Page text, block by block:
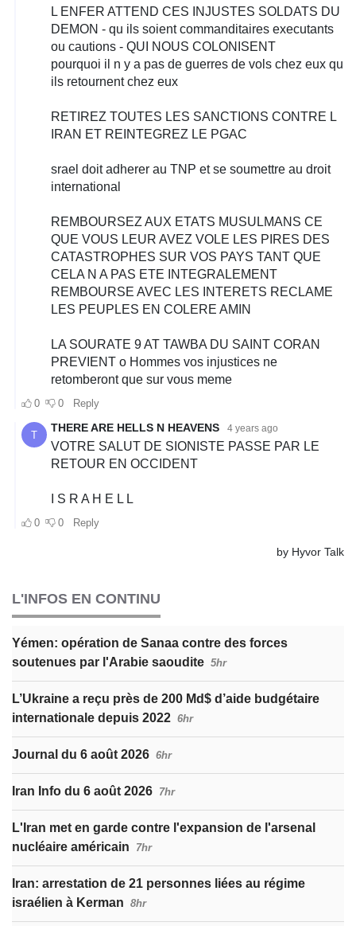
L'INFOS EN CONTINU
Yémen: opération de Sanaa contre des forces
soutenues par l'Arabie saoudite 5hr
L’Ukraine a reçu près de 200 Md$ d’aide budgétaire
internationale depuis 2022 6hr
Journal du 6 août 2026 6hr
Iran Info du 6 août 2026 7hr
L'Iran met en garde contre l'expansion de l'arsenal
nucléaire américain
7hr
Iran: arrestation de 21 personnes liées au régime
israélien à Kerman 8hr